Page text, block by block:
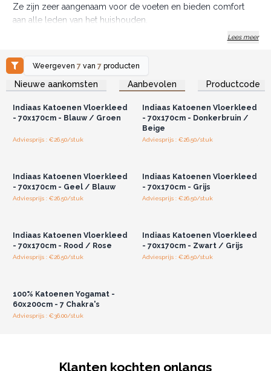
Ze zijn zeer aangenaam voor de voeten en bieden comfort
aan alle leden van het huishouden.
Lees meer
Weergeven7 van7 producten
Nieuwe aankomsten Aanbevolen Productcode
Log in of registreer u voor
groothandelsprijzen.
Indiaas Katoenen Vloerkleed
- 70x170cm - Blauw / Groen
Adviesprijs : €26.50/stuk
Log in of registreer u voor
groothandelsprijzen.
Indiaas Katoenen Vloerkleed
- 70x170cm - Donkerbruin /
Beige
Adviesprijs : €26.50/stuk
Indiaas Katoenen Vloerkleed
- 70x170cm - Geel / Blauw
Adviesprijs : €26.50/stuk
Indiaas Katoenen Vloerkleed
- 70x170cm - Grijs
Adviesprijs : €26.50/stuk
Indiaas Katoenen Vloerkleed
- 70x170cm - Rood / Rose
Adviesprijs : €26.50/stuk
Indiaas Katoenen Vloerkleed
- 70x170cm - Zwart / Grijs
Adviesprijs : €26.50/stuk
100% Katoenen Yogamat -
60x200cm - 7 Chakra's
Adviesprijs : €36.00/stuk
Klanten kochten onlangs